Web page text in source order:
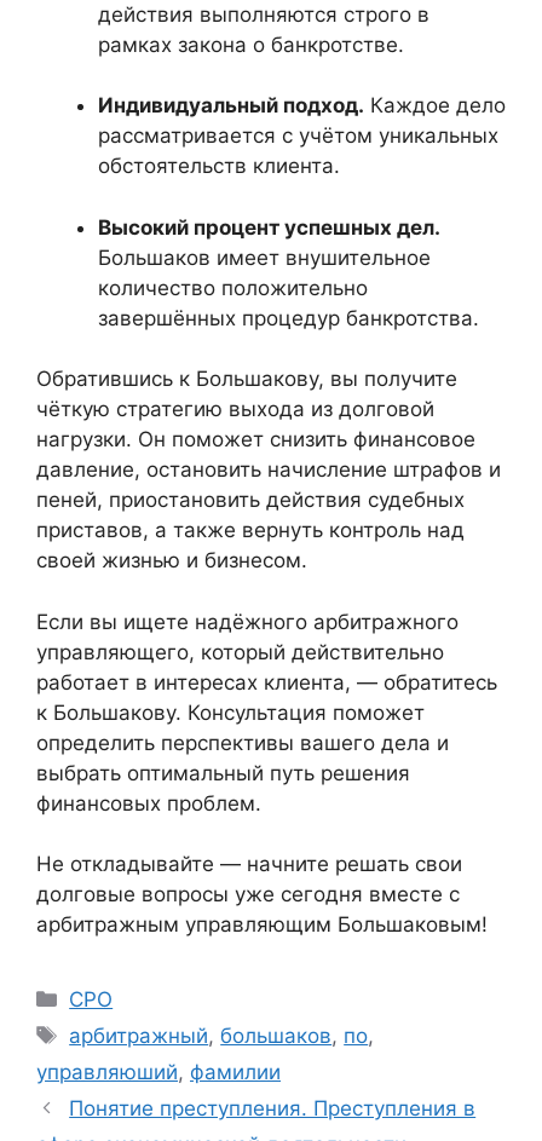
действия выполняются строго в
рамках закона о банкротстве.
Индивидуальный подход. Каждое дело
рассматривается с учётом уникальных
обстоятельств клиента.
Высокий процент успешных дел.
Большаков имеет внушительное
количество положительно
завершённых процедур банкротства.
Обратившись к Большакову, вы получите
чёткую стратегию выхода из долговой
нагрузки. Он поможет снизить финансовое
давление, остановить начисление штрафов и
пеней, приостановить действия судебных
приставов, а также вернуть контроль над
своей жизнью и бизнесом.
Если вы ищете надёжного арбитражного
управляющего, который действительно
работает в интересах клиента, — обратитесь
к Большакову. Консультация поможет
определить перспективы вашего дела и
выбрать оптимальный путь решения
финансовых проблем.
Не откладывайте — начните решать свои
долговые вопросы уже сегодня вместе с
арбитражным управляющим Большаковым!
Рубрики
СРО
Метки
арбитражный,большаков, по,
управляюший, фамилии
Понятие преступления. Преступления в